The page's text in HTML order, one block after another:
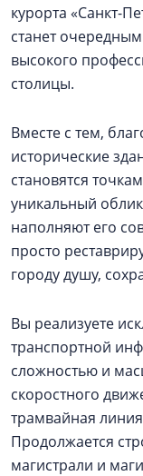
курорта «Санкт-
станет
высокого
столицы.
Вместе с тем,
исторические
становятся
уникальный
наполняют его
просто
городу душу,
Вы реализуете
транспортной
сложностью и
скоростного
трамвайная
Продолжается
магистрали и